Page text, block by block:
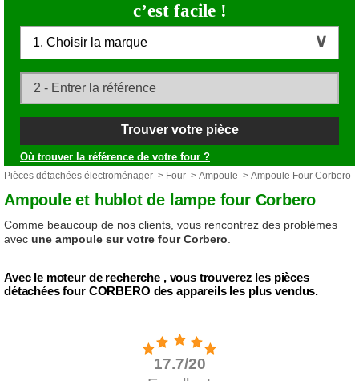
c’est facile !
1. Choisir la marque
Trouver votre pièce
Où trouver la référence de votre four ?
Pièces détachées électroménager > Four > Ampoule > Ampoule Four Corbero
Ampoule et hublot de lampe four Corbero
Comme beaucoup de nos clients, vous rencontrez des problèmes
avec une ampoule sur votre four Corbero
Avec le moteur de recherche , vous trouverez les pièces
détachées four CORBERO des appareils les plus vendus.